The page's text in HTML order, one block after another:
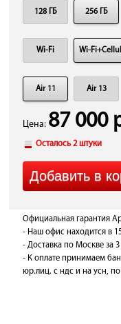
128 ГБ 256 ГБ
Wi-Fi Wi-
Air 11 Air 13
Цена: 87 000
Осталось 2 штуки
Официальная гарантия
- Наш офис находится в
- Доставка по Москве за
- К оплате принимаем
юр.лиц. с ндс и на усн, по